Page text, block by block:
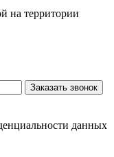
на территории
Заказать звонок
данных